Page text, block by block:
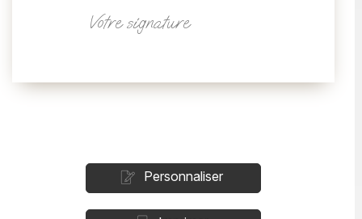
Votre signature
Personnaliser